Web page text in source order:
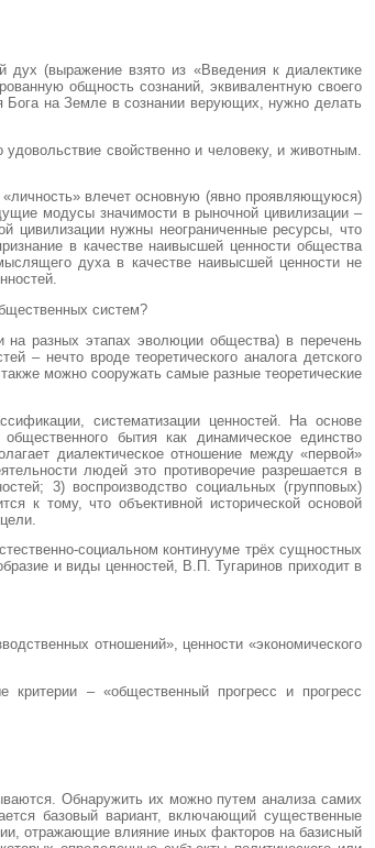
(выражение взято из «Введения к диалектике
общность сознаний, эквивалентную своего
Бога на Земле в сознании верующих, нужно делать
свойственно и человеку, и животным.
влечет основную (явно проявляющуюся)
модусы значимости в рыночной цивилизации –
цивилизации нужны неограниченные ресурсы, что
в качестве наивысшей ценности общества
духа в качестве наивысшей ценности не
систем?
разных этапах эволюции общества) в перечень
– нечто вроде теоретического аналога детского
можно сооружать самые разные теоретические
систематизации ценностей. На основе
бытия как динамическое единство
диалектическое отношение между «первой»
людей это противоречие разрешается в
3) воспроизводство социальных (групповых)
к тому, что объективной исторической основой
социальном континууме трёх сущностных
и виды ценностей, В.П. Тугаринов приходит в
отношений», ценности «экономического
критерии – «общественный прогресс и прогресс
Обнаружить их можно путем анализа самих
базовый вариант, включающий существенные
отражающие влияние иных факторов на базисный